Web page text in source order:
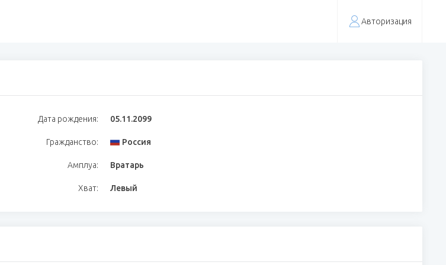
Авторизация
Дата рождения: 05.11.2099
Гражданство: Россия
Амплуа: Вратарь
Хват: Левый